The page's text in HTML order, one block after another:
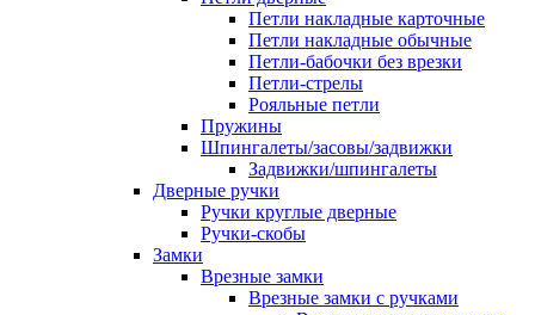
Петли накладные карточные
Петли накладные обычные
Петли-бабочки без врезки
Петли-стрелы
Рояльные петли
Пружины
Шпингалеты/засовы/задвижки
Задвижки/шпингалеты
Дверные ручки
Ручки круглые дверные
Ручки-скобы
Замки
Врезные замки
Врезные замки с ручками